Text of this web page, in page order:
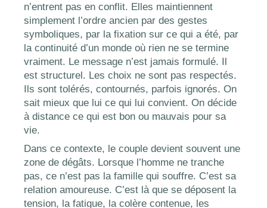
n’entrent pas en conflit. Elles maintiennent
simplement l’ordre ancien par des gestes
symboliques, par la fixation sur ce qui a été, par
la continuité d’un monde où rien ne se termine
vraiment. Le message n’est jamais formulé. Il
est structurel. Les choix ne sont pas respectés.
Ils sont tolérés, contournés, parfois ignorés. On
sait mieux que lui ce qui lui convient. On décide
à distance ce qui est bon ou mauvais pour sa
vie.
Dans ce contexte, le couple devient souvent une
zone de dégâts. Lorsque l’homme ne tranche
pas, ce n’est pas la famille qui souffre. C’est sa
relation amoureuse. C’est là que se déposent la
tension, la fatigue, la colère contenue, les